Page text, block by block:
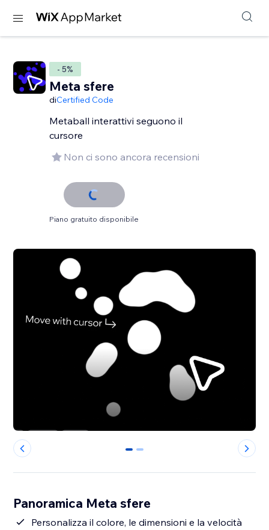
- 5%
Meta sfere
diCertified Code
Metaball interattivi seguono il
cursore
Non ci sono ancora recensioni
Piano gratuito disponibile
0 1
Panoramica Meta sfere
Personalizza il colore, le dimensioni e la velocità